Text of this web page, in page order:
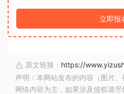
立即报
原文链接： https://
声明：本网站发布的内容（图片
网络内容为主，如果涉及侵权请